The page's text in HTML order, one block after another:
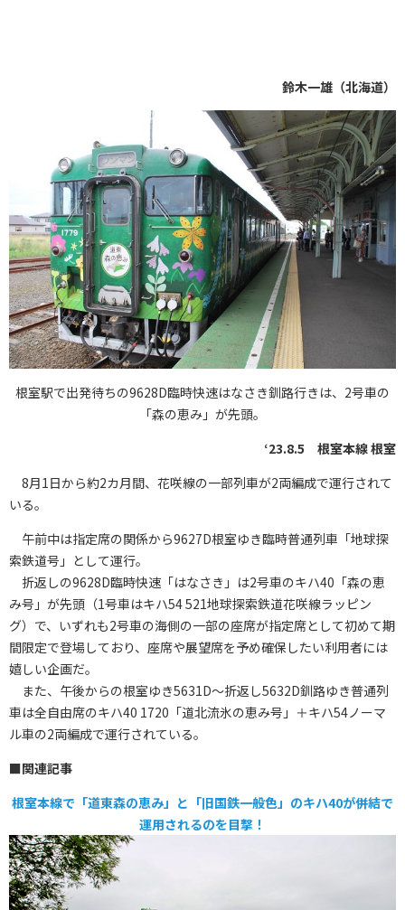
鈴木一雄（北海道）
根室駅で出発待ちの9628D臨時快速はなさき釧路行きは、2号車の
「森の恵み」が先頭。
‘23.8.5 根室本線 根室
8月1日から約2カ月間、花咲線の一部列車が2両編成で運行されて
いる。
午前中は指定席の関係から9627D根室ゆき臨時普通列車「地球探
索鉄道号」として運行。
折返しの9628D臨時快速「はなさき」は2号車のキハ40「森の恵
み号」が先頭（1号車はキハ54 521地球探索鉄道花咲線ラッピン
グ）で、いずれも2号車の海側の一部の座席が指定席として初めて期
間限定で登場しており、座席や展望席を予め確保したい利用者には
嬉しい企画だ。
また、午後からの根室ゆき5631D〜折返し5632D釧路ゆき普通列
車は全自由席のキハ40 1720「道北流氷の恵み号」＋キハ54ノーマ
ル車の2両編成で運行されている。
■関連記事
根室本線で「道東森の恵み」と「旧国鉄一般色」のキハ40が併結で
運用されるのを目撃！